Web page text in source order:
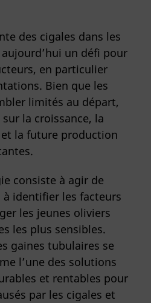
des cigales dans les
un défi pour
en particulier
Bien que les
limités au départ,
la croissance, la
la future production
consiste à agir de
identifier les facteurs
les jeunes oliviers
les plus sensibles.
gaines tubulaires se
l’une des solutions
et rentables pour
par les cigales et